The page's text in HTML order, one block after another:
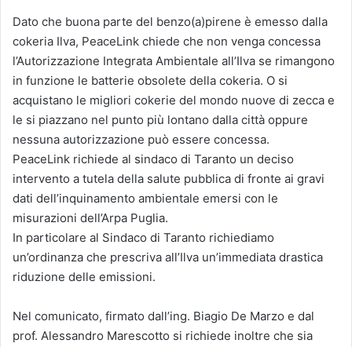
Dato che buona parte del benzo(a)pirene è emesso dalla
cokeria Ilva, PeaceLink chiede che non venga concessa
l’Autorizzazione Integrata Ambientale all’Ilva se rimangono
in funzione le batterie obsolete della cokeria. O si
acquistano le migliori cokerie del mondo nuove di zecca e
le si piazzano nel punto più lontano dalla città oppure
nessuna autorizzazione può essere concessa.
PeaceLink richiede al sindaco di Taranto un deciso
intervento a tutela della salute pubblica di fronte ai gravi
dati dell’inquinamento ambientale emersi con le
misurazioni dell’Arpa Puglia.
In particolare al Sindaco di Taranto richiediamo
un’ordinanza che prescriva all’Ilva un’immediata drastica
riduzione delle emissioni.
Nel comunicato, firmato dall’ing. Biagio De Marzo e dal
prof. Alessandro Marescotto si richiede inoltre che sia